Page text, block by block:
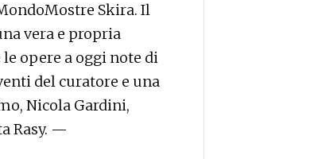
Skira. Il
vera e propria
opere a oggi note di
del curatore e una
Nicola Gardini,
Rasy. —